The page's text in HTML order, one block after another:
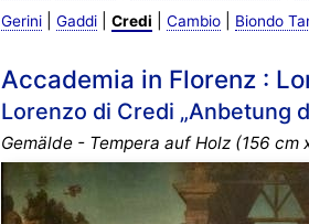
Gerini| Gaddi| Credi Cambio| Biondo
Accademia in Florenz :
Lorenzo di Credi „Anbetung
Gemälde - Tempera auf Holz (156 cm